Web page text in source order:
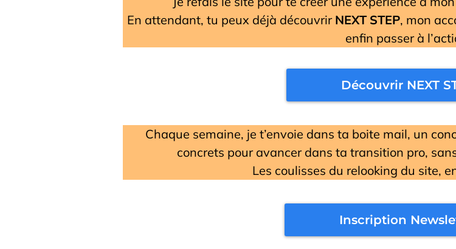
En attendant, tu peux déjà découvrir NEXT STEP, mon
enfin passer à
Découvrir NEXT
Chaque semaine, je t’envoie dans ta boite mail, un
concrets pour avancer dans ta transition pro,
Les coulisses du relooking du site,
Inscription